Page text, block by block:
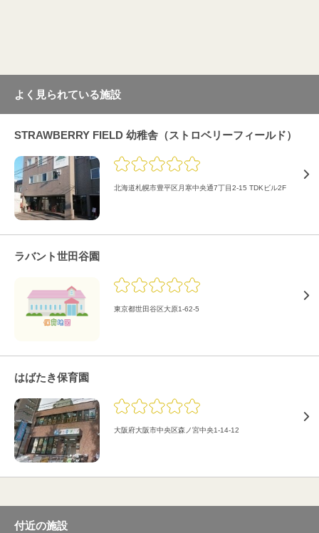
よく見られている施設
STRAWBERRY FIELD 幼稚舎（ストロベリーフィールド）
北海道札幌市豊平区月寒中央通7丁目2-15 TDKビル2F
ラバント世田谷園
東京都世田谷区大原1-62-5
はばたき保育園
大阪府大阪市中央区森ノ宮中央1-14-12
付近の施設